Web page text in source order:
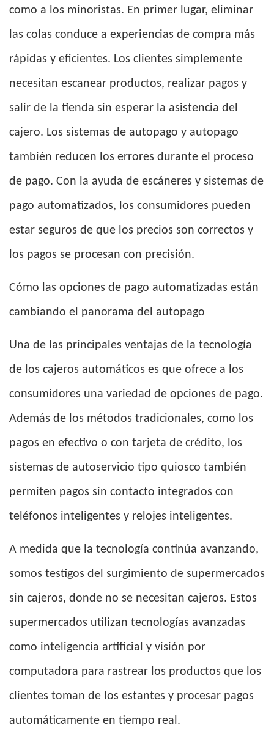
como a los minoristas. En primer lugar, eliminar
las colas conduce a experiencias de compra más
rápidas y eficientes. Los clientes simplemente
necesitan escanear productos, realizar pagos y
salir de la tienda sin esperar la asistencia del
cajero. Los sistemas de autopago y autopago
también reducen los errores durante el proceso
de pago. Con la ayuda de escáneres y sistemas de
pago automatizados, los consumidores pueden
estar seguros de que los precios son correctos y
los pagos se procesan con precisión.
Cómo las opciones de pago automatizadas están
cambiando el panorama del autopago
Una de las principales ventajas de la tecnología
de los cajeros automáticos es que ofrece a los
consumidores una variedad de opciones de pago.
Además de los métodos tradicionales, como los
pagos en efectivo o con tarjeta de crédito, los
sistemas de autoservicio tipo quiosco también
permiten pagos sin contacto integrados con
teléfonos inteligentes y relojes inteligentes.
A medida que la tecnología continúa avanzando,
somos testigos del surgimiento de supermercados
sin cajeros, donde no se necesitan cajeros. Estos
supermercados utilizan tecnologías avanzadas
como inteligencia artificial y visión por
computadora para rastrear los productos que los
clientes toman de los estantes y procesar pagos
automáticamente en tiempo real.